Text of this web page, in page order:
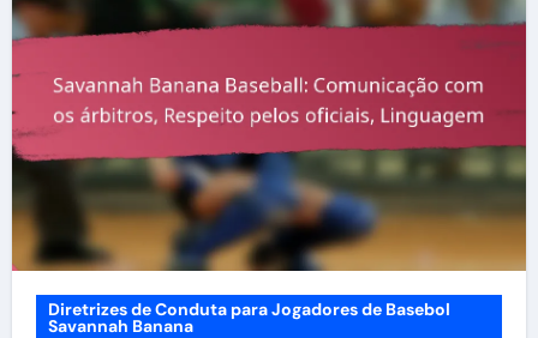
Diretrizes de Conduta para Jogadores de Basebol
Savannah Banana